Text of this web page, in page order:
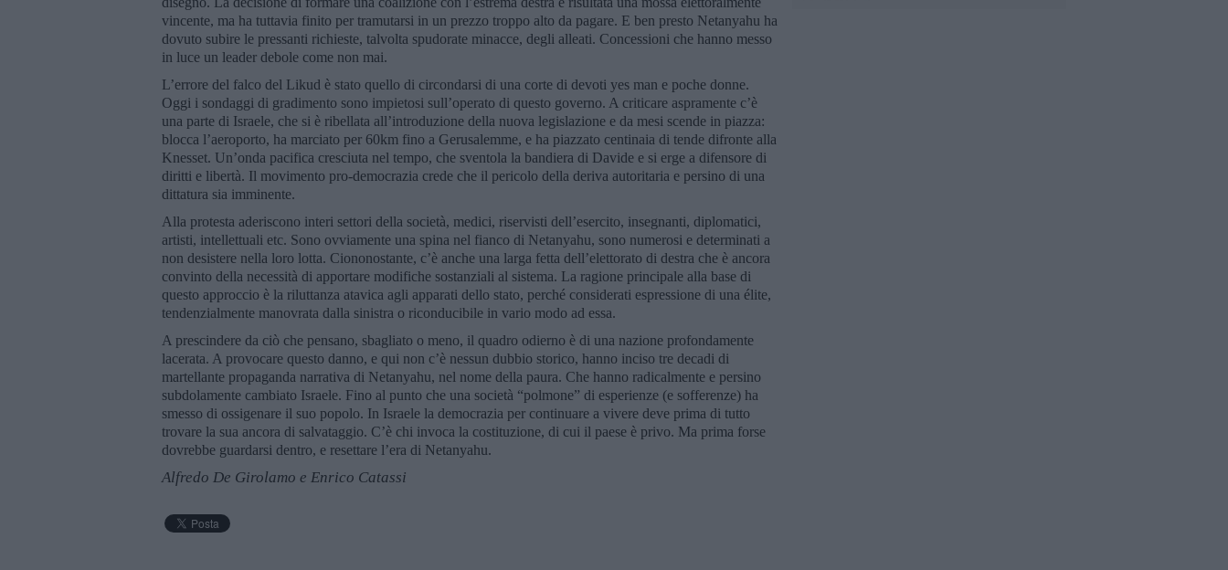
vincente, ma ha tuttavia finito per tramutarsi in un prezzo troppo alto da pagare. E ben presto Netanyahu ha
dovuto subire le pressanti richieste, talvolta spudorate minacce, degli alleati. Concessioni che hanno messo
in luce un leader debole come non mai.
L’errore del falco del Likud è stato quello di circondarsi di una corte di devoti yes man e poche donne.
Oggi i sondaggi di gradimento sono impietosi sull’operato di questo governo. A criticare aspramente c’è
una parte di Israele, che si è ribellata all’introduzione della nuova legislazione e da mesi scende in piazza:
blocca l’aeroporto, ha marciato per 60km fino a Gerusalemme, e ha piazzato centinaia di tende difronte alla
Knesset. Un’onda pacifica cresciuta nel tempo, che sventola la bandiera di Davide e si erge a difensore di
diritti e libertà. Il movimento pro-democrazia crede che il pericolo della deriva autoritaria e persino di una
dittatura sia imminente.
Alla protesta aderiscono interi settori della società, medici, riservisti dell’esercito, insegnanti, diplomatici,
artisti, intellettuali etc. Sono ovviamente una spina nel fianco di Netanyahu, sono numerosi e determinati a
non desistere nella loro lotta. Ciononostante, c’è anche una larga fetta dell’elettorato di destra che è ancora
convinto della necessità di apportare modifiche sostanziali al sistema. La ragione principale alla base di
questo approccio è la riluttanza atavica agli apparati dello stato, perché considerati espressione di una élite,
tendenzialmente manovrata dalla sinistra o riconducibile in vario modo ad essa.
A prescindere da ciò che pensano, sbagliato o meno, il quadro odierno è di una nazione profondamente
lacerata. A provocare questo danno, e qui non c’è nessun dubbio storico, hanno inciso tre decadi di
martellante propaganda narrativa di Netanyahu, nel nome della paura. Che hanno radicalmente e persino
subdolamente cambiato Israele. Fino al punto che una società “polmone” di esperienze (e sofferenze) ha
smesso di ossigenare il suo popolo. In Israele la democrazia per continuare a vivere deve prima di tutto
trovare la sua ancora di salvataggio. C’è chi invoca la costituzione, di cui il paese è privo. Ma prima forse
dovrebbe guardarsi dentro, e resettare l’era di Netanyahu.
Alfredo De Girolamo e Enrico Catassi